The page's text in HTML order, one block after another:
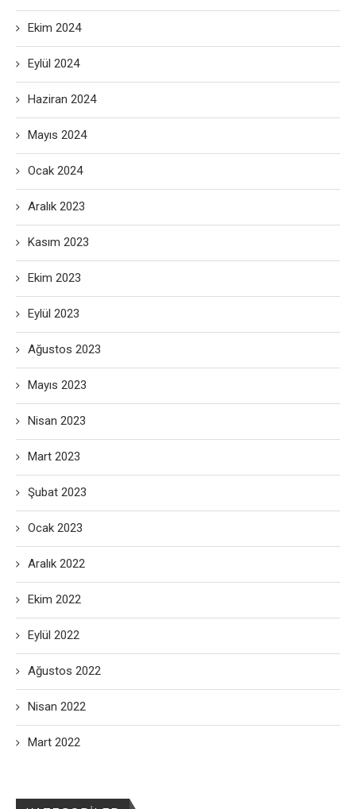
Ekim 2024
Eylül 2024
Haziran 2024
Mayıs 2024
Ocak 2024
Aralık 2023
Kasım 2023
Ekim 2023
Eylül 2023
Ağustos 2023
Mayıs 2023
Nisan 2023
Mart 2023
Şubat 2023
Ocak 2023
Aralık 2022
Ekim 2022
Eylül 2022
Ağustos 2022
Nisan 2022
Mart 2022